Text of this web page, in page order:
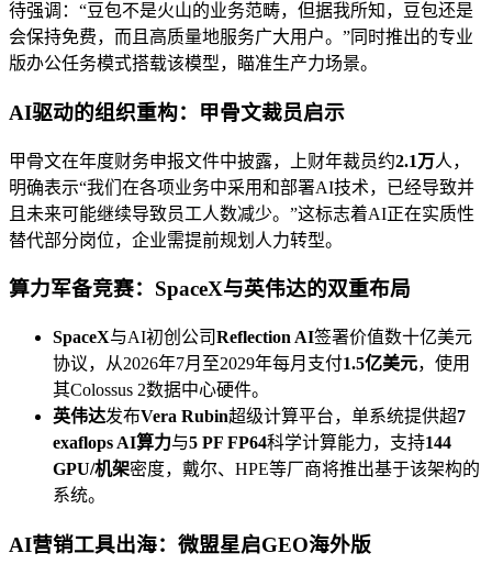
待强调：“豆包不是火山的业务范畴，但据我所知，豆包还是
会保持免费，而且高质量地服务广大用户。”同时推出的专业
版办公任务模式搭载该模型，瞄准生产力场景。
AI驱动的组织重构：甲骨文裁员启示
甲骨文在年度财务申报文件中披露，上财年裁员约2.1万人，
明确表示“我们在各项业务中采用和部署AI技术，已经导致并
且未来可能继续导致员工人数减少。”这标志着AI正在实质性
替代部分岗位，企业需提前规划人力转型。
算力军备竞赛：SpaceX与英伟达的双重布局
SpaceX与AI初创公司Reflection AI签署价值数十亿美元
协议，从2026年7月至2029年每月支付1.5亿美元，使用
其Colossus 2数据中心硬件。
英伟达发布Vera Rubin超级计算平台，单系统提供超7
exaflops AI算力与5 PF FP64科学计算能力，支持144
GPU/机架密度，戴尔、HPE等厂商将推出基于该架构的
系统。
AI营销工具出海：微盟星启GEO海外版